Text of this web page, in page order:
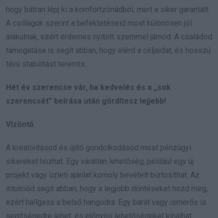
hogy bátran lépj ki a komfortzónádból, mert a siker garantált.
A csillagok szerint a befektetéseid most különösen jól
alakulnak, ezért érdemes nyitott szemmel járnod. A családod
támogatása is segít abban, hogy elérd a céljaidat, és hosszú
távú stabilitást teremts.
Hét év szerencse vár, ha kedvelés és a „sok
szerencsét” beírása után gördítesz lejjebb!
Vízöntő
A kreativitásod és újító gondolkodásod most pénzügyi
sikereket hozhat. Egy váratlan lehetőség, például egy új
projekt vagy üzleti ajánlat komoly bevételt biztosíthat. Az
intuíciód segít abban, hogy a legjobb döntéseket hozd meg,
ezért hallgass a belső hangodra. Egy barát vagy ismerős is
segítségedre lehet, és előnyös lehetőségeket kínálhat.